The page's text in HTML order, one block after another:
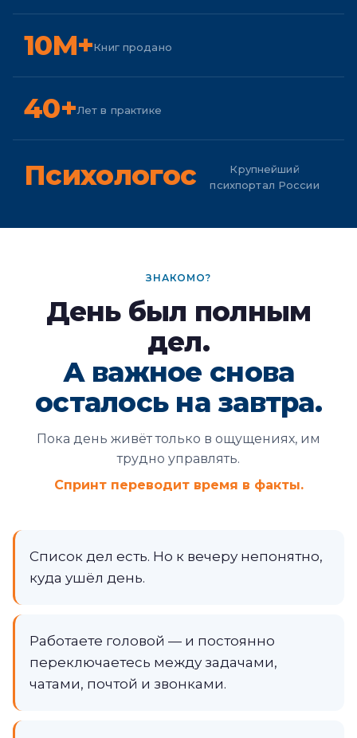
10M+Книг продано
40+Лет в практике
Психологос
Крупнейший
психпортал России
ЗНАКОМО?
День был полным
дел.
А важное снова
осталось на завтра.
Пока день живёт только в ощущениях, им
трудно управлять.
Спринт переводит время в факты.
Список дел есть. Но к вечеру непонятно,
куда ушёл день.
Работаете головой — и постоянно
переключаетесь между задачами,
чатами, почтой и звонками.